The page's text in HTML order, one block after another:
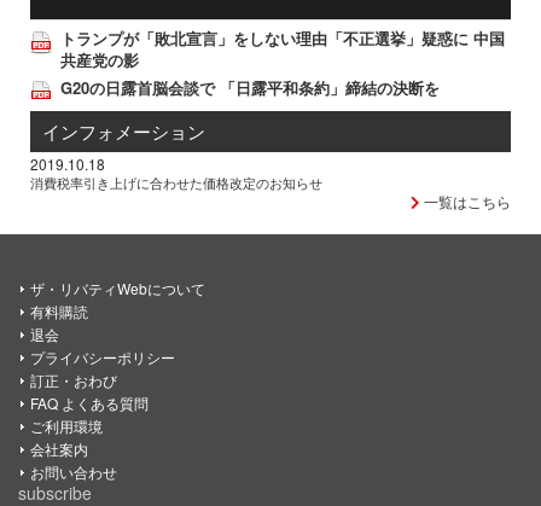
トランプが「敗北宣言」をしない理由「不正選挙」疑惑に 中国
共産党の影
G20の日露首脳会談で 「日露平和条約」締結の決断を
インフォメーション
2019.10.18
消費税率引き上げに合わせた価格改定のお知らせ
一覧はこちら
ザ・リバティWebについて
有料購読
退会
プライバシーポリシー
訂正・おわび
FAQ よくある質問
ご利用環境
会社案内
お問い合わせ
subscribe